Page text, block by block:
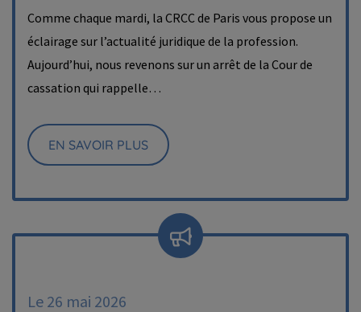
Comme chaque mardi, la CRCC de Paris vous propose un
éclairage sur l’actualité juridique de la profession.
Aujourd’hui, nous revenons sur un arrêt de la Cour de
cassation qui rappelle…
EN SAVOIR PLUS
Le 26 mai 2026